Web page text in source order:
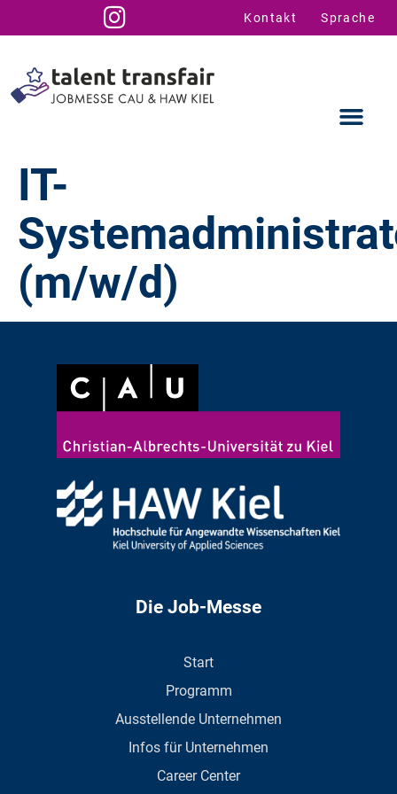
Kontakt Sprache
IT-
(m/w/d)
Die Job-Messe
Start
Programm
Ausstellende Unternehmen
Infos für Unternehmen
Career Center